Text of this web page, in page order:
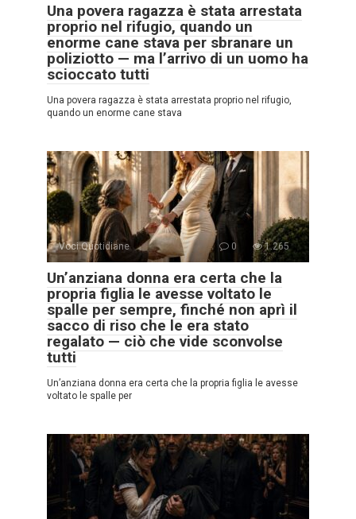
Una povera ragazza è stata arrestata
proprio nel rifugio, quando un
enorme cane stava per sbranare un
poliziotto — ma l’arrivo di un uomo ha
scioccato tutti
Una povera ragazza è stata arrestata proprio nel rifugio,
quando un enorme cane stava
Voci Quotidiane 0 1.265
Un’anziana donna era certa che la
propria figlia le avesse voltato le
spalle per sempre, finché non aprì il
sacco di riso che le era stato
regalato — ciò che vide sconvolse
tutti
Un’anziana donna era certa che la propria figlia le avesse
voltato le spalle per